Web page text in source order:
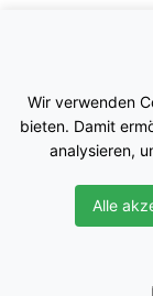
© Soldd
Wir verwenden
bieten. Damit
analysieren,
Alle